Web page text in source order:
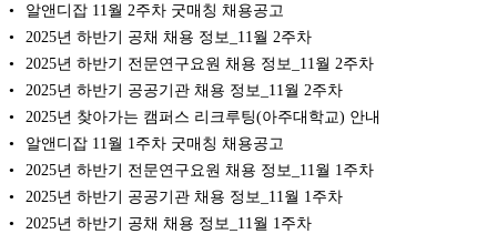
알앤디잡 11월 2주차 굿매칭 채용공고
2025년 하반기 공채 채용 정보_11월 2주차
2025년 하반기 전문연구요원 채용 정보_11월 2주차
2025년 하반기 공공기관 채용 정보_11월 2주차
2025년 찾아가는 캠퍼스 리크루팅(아주대학교) 안내
알앤디잡 11월 1주차 굿매칭 채용공고
2025년 하반기 전문연구요원 채용 정보_11월 1주차
2025년 하반기 공공기관 채용 정보_11월 1주차
2025년 하반기 공채 채용 정보_11월 1주차